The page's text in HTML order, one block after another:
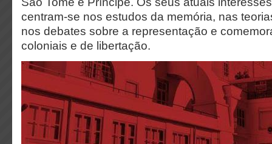
centram-se nos estudos da memória, nas
nos debates sobre a representação e
coloniais e de libertação.